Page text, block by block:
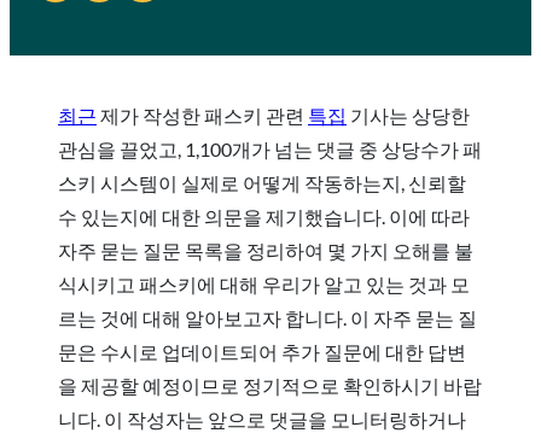
최근 제가 작성한 패스키 관련 특집 기사는 상당한
관심을 끌었고, 1,100개가 넘는 댓글 중 상당수가 패
스키 시스템이 실제로 어떻게 작동하는지, 신뢰할
수 있는지에 대한 의문을 제기했습니다. 이에 따라
자주 묻는 질문 목록을 정리하여 몇 가지 오해를 불
식시키고 패스키에 대해 우리가 알고 있는 것과 모
르는 것에 대해 알아보고자 합니다. 이 자주 묻는 질
문은 수시로 업데이트되어 추가 질문에 대한 답변
을 제공할 예정이므로 정기적으로 확인하시기 바랍
니다. 이 작성자는 앞으로 댓글을 모니터링하거나